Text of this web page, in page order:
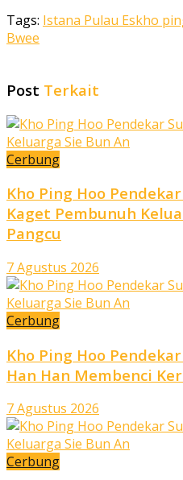
Tags: Istana Pulau Eskho
Bwee
Post Terkait
Cerbung
Kho Ping Hoo
Kaget Pembunuh
Pangcu
7 Agustus 2026
Cerbung
Kho Ping Hoo
Han Han Membenci
7 Agustus 2026
Cerbung